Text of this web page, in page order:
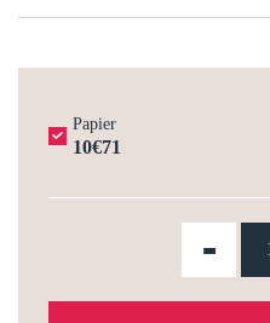
Papier
10€71
-